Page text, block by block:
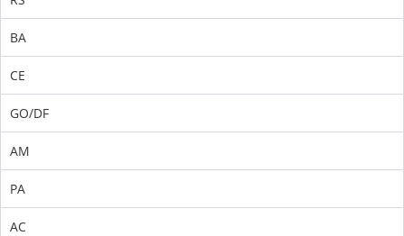
BA
CE
GO/DF
AM
PA
AC